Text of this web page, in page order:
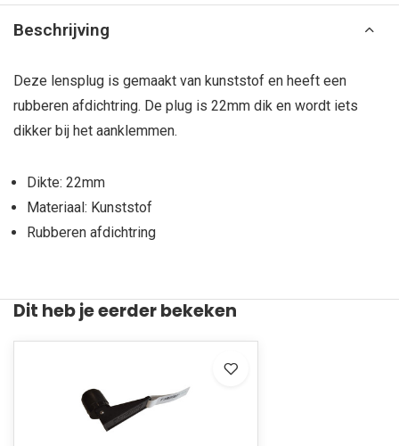
Beschrijving
Deze lensplug is gemaakt van kunststof en heeft een
rubberen afdichtring. De plug is 22mm dik en wordt iets
dikker bij het aanklemmen.
Dikte: 22mm
Materiaal: Kunststof
Rubberen afdichtring
Dit heb je eerder bekeken